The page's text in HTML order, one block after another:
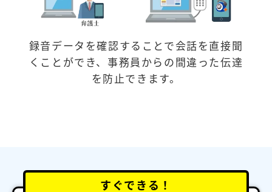
録音データを確認することで会話を直接聞
くことができ、事務員からの間違った伝達
を防止できます。
すぐできる！